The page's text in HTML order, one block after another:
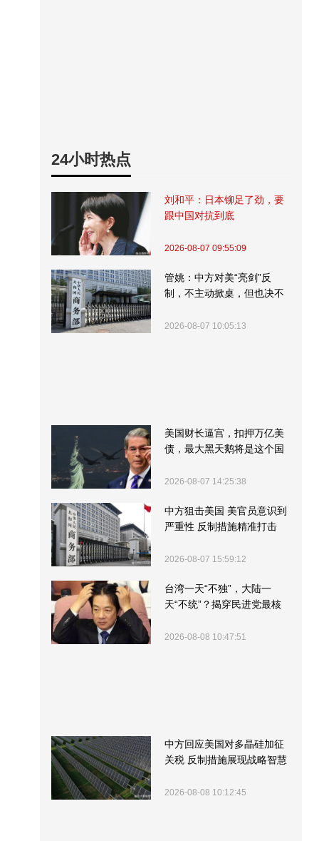
24小时热点
刘和平：日本铆足了劲，要
跟中国对抗到底
2026-08-07 09:55:09
管姚：中方对美“亮剑”反
制，不主动掀桌，但也决不
2026-08-07 10:05:13
美国财长逼宫，扣押万亿美
债，最大黑天鹅将是这个国
2026-08-07 14:25:38
中方狙击美国 美官员意识到
严重性 反制措施精准打击
2026-08-07 15:59:12
台湾一天“不独”，大陆一
天“不统”？揭穿民进党最核
2026-08-08 10:47:51
中方回应美国对多晶硅加征
关税 反制措施展现战略智慧
2026-08-08 10:12:45